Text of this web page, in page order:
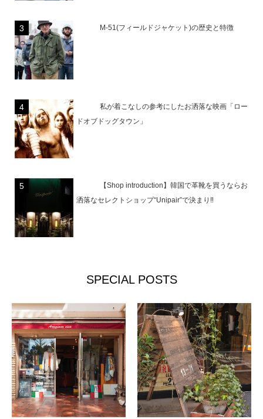
M-51(フィールドジャケット)の歴史と特徴
私が着こなしの参考にしたお洒落な映画「ロー
ドオブドッグタウン」
【Shop introduction】韓国で革靴を買うならお
洒落なセレクトショップ“Unipair”で決まり‼︎
SPECIAL POSTS